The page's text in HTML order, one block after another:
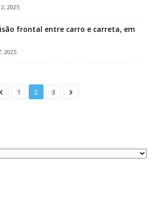
2025
frontal entre carro e carreta, em
2025
1 2 3